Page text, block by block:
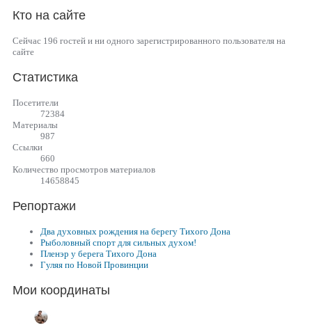
Кто на сайте
Сейчас 196 гостей и ни одного зарегистрированного пользователя на
сайте
Статистика
Посетители
72384
Материалы
987
Cсылки
660
Количество просмотров материалов
14658845
Репортажи
Два духовных рождения на берегу Тихого Дона
Рыболовный спорт для сильных духом!
Пленэр у берега Тихого Дона
Гуляя по Новой Провинции
Мои координаты